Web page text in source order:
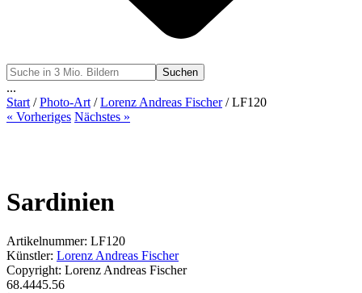
Suchen
...
Start/Photo-Art/Lorenz Andreas Fischer/ LF120
« Vorheriges Nächstes »
Sardinien
Artikelnummer: LF120
Künstler: Lorenz Andreas Fischer
Copyright: Lorenz Andreas Fischer
68.4445.56